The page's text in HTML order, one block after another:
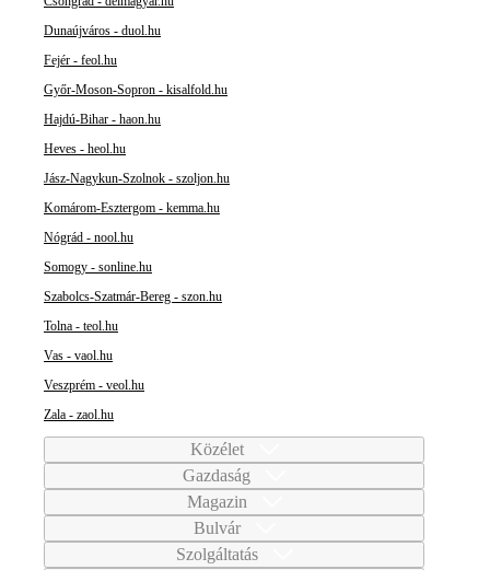
Dunaújváros - duol.hu
Fejér - feol.hu
Győr-Moson-Sopron - kisalfold.hu
Hajdú-Bihar - haon.hu
Heves - heol.hu
Jász-Nagykun-Szolnok - szoljon.hu
Komárom-Esztergom - kemma.hu
Nógrád - nool.hu
Somogy - sonline.hu
Szabolcs-Szatmár-Bereg - szon.hu
Tolna - teol.hu
Vas - vaol.hu
Veszprém - veol.hu
Zala - zaol.hu
Közélet
Gazdaság
Magazin
Bulvár
Szolgáltatás